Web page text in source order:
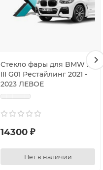
Стекло фары для BMW X3
III G01 Рестайлинг 2021 -
2023 ЛЕВОЕ
14300 ₽
Нет в наличии